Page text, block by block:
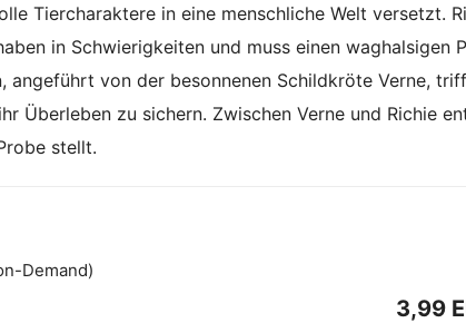
Tiercharaktere in eine menschliche Welt versetzt.
in Schwierigkeiten und muss einen waghalsigen
angeführt von der besonnenen Schildkröte Verne,
Überleben zu sichern. Zwischen Verne und Richie
stellt.
Demand)
3,99